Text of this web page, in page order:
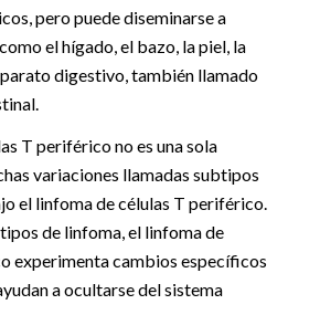
pero puede diseminarse a
el hígado, el bazo, la piel, la
digestivo, también llamado
T periférico no es una sola
variaciones llamadas subtipos
el linfoma de células T periférico.
de linfoma, el linfoma de
experimenta cambios específicos
a ocultarse del sistema